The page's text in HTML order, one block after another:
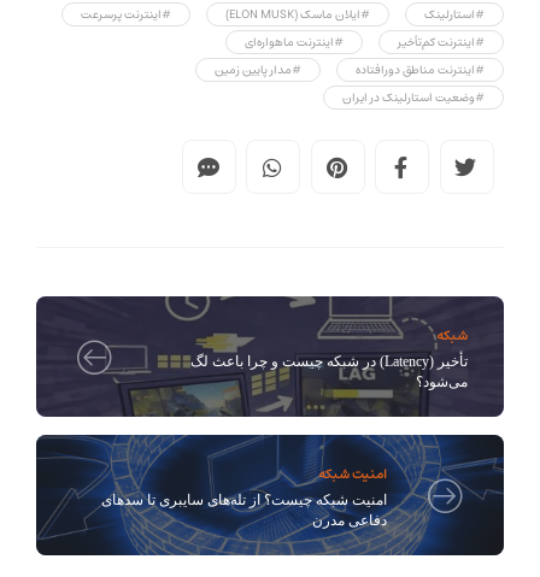
#استارلینک
#ایلان ماسک (ELON MUSK)
#اینترنت پرسرعت
#اینترنت کم‌تأخیر
#اینترنت ماهواره‌ای
#اینترنت مناطق دورافتاده
#مدار پایین زمین
#وضعیت استارلینک در ایران
شبکه
تأخیر (Latency) در شبکه چیست و چرا باعث لگ
می‌شود؟
امنیت شبکه
امنیت شبکه چیست؟ از تله‌های سایبری تا سدهای
دفاعی مدرن